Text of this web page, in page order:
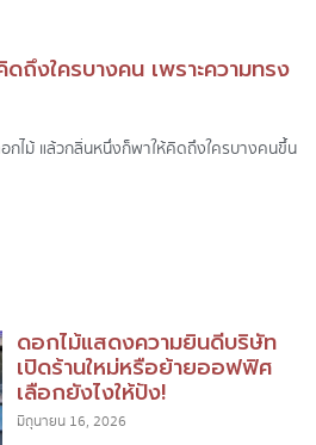
ถึงใครบางคน เพราะความทรง
กไม้ แล้วกลิ่นหนึ่งก็พาให้คิดถึงใครบางคนขึ้น
ดอกไม้แสดงความยินดีบริษัท
เปิดร้านใหม่หรือย้ายออฟฟิศ
เลือกยังไงให้ปัง!
มิถุนายน 16, 2026